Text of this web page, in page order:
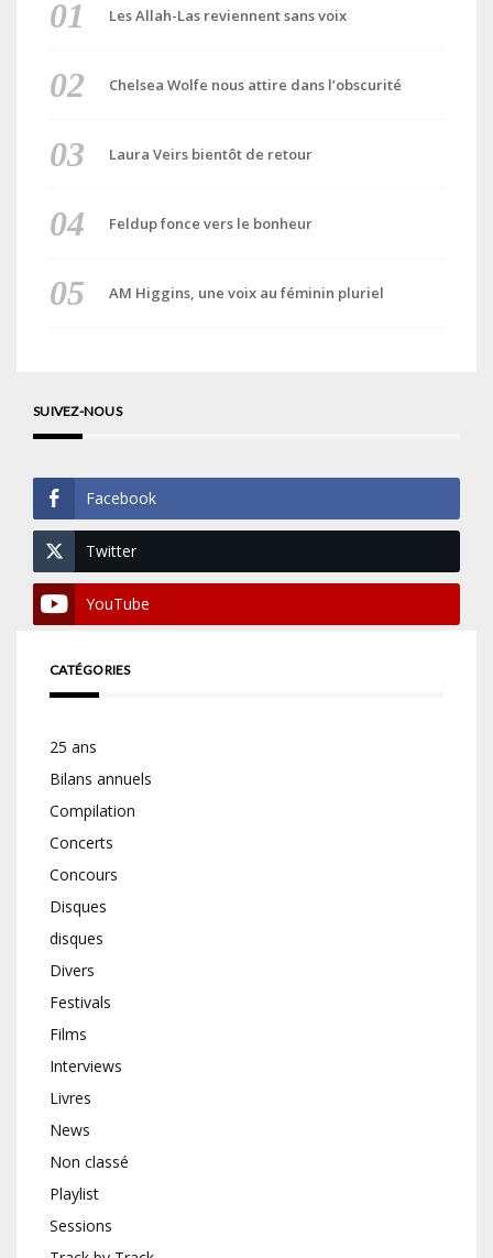
Les Allah-Las reviennent sans voix
Chelsea Wolfe nous attire dans l’obscurité
Laura Veirs bientôt de retour
Feldup fonce vers le bonheur
AM Higgins, une voix au féminin pluriel
SUIVEZ-NOUS
Facebook
Twitter
YouTube
CATÉGORIES
25 ans
Bilans annuels
Compilation
Concerts
Concours
Disques
disques
Divers
Festivals
Films
Interviews
Livres
News
Non classé
Playlist
Sessions